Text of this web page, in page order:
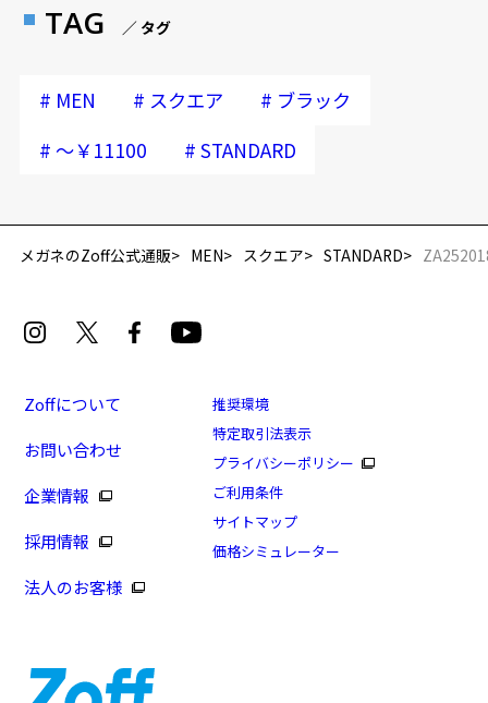
TAG ／ タグ
# MEN # スクエア # ブラック
# ～￥11100 # STANDARD
メガネのZoff公式通販 MEN スクエア STANDARD
Zoffについて
お問い合わせ
企業情報
採用情報
法人のお客様
推奨環境
特定取引法表示
プライバシーポリシー
ご利用条件
サイトマップ
価格シミュレーター